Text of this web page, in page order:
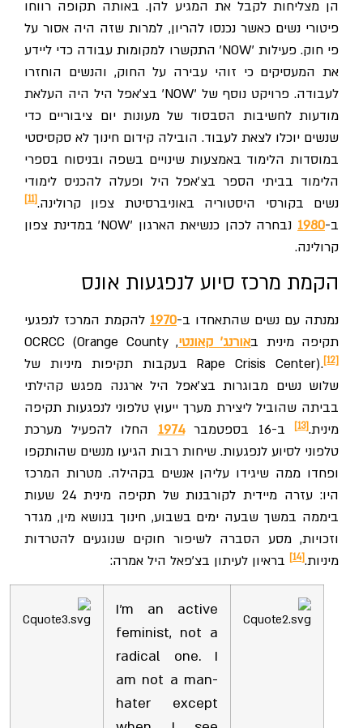
הן מצליחות לקבל את המגיע להן. באותה תקופה רווחו
פיטורי נשים כאשר נכנסו להריון, למרות שזה היה אסור על
פי חוק. פעילות 'NOW' התקשרו למקומות עבודה כדי ליידע
את המעסיקים כי זוהי עבירה על החוק, והנשים הוחזרו
לעבודה. פרויקט נוסף של 'NOW' בצ'אפל היל היה העלאת
מודעות לחשיבות הסבסוד של מעונות יום ציבוריים כדי
שנשים יוכלו לצאת לעבוד. הובילה קידום חינוך לא סקסיסטי
במוסדות הלימוד באמצעות שינויים בשפה ובניסוח בספרי
הלימוד בביתי הספר בצ'אפל היל ופעלה להכניס לימודי
נשים בקורסי היסטוריה באוניברסיטת צפון קרולינה.[11]
ב-1980
נבחרה לכהן כנשיאת הארגון 'NOW' במדינת צפון
קרולינה.
הקמת מרכז סיוע לנפגעות אונס
נמנתה עם נשים שהתאחדו ב-1970 להקמת המרכז לנפגעי
תקיפה מינית באורנג' קאונטי
, OCRCC (Orange County
Rape Crisis Center).[12]
בעקבות תקיפות מיניות של
שלוש נשים מבוגרות בצ'אפל היל ארגנה מפגש קהילתי
בביתה שהוביל ליצירת מערך ייעוץ טלפוני לנפגעות תקיפה
מינית.[13] ב-16 בספטמבר 1974 החלו להפעיל מערכת
טלפוני לסיוע לנפגעות. שיחות רבות הגיעו מנשים שהותקפו
ופחדו ממה שיגידו עליהן אנשים בקהילה. מטרות המרכז
היו: עזרה מיידית לקורבנות של תקיפה מינית 24 שעות
ביממה במשך שבעה ימים בשבוע, חינוך בנושא מין, מגדר
וזכויות, מסע הסברה לשיפור חוקים שנוגעים להטרדות
מיניות.[14] בראיון לעיתון בצ'פאל היל אמרה:
I'm an active
feminist, not a
radical one. I
am not a man-
hater except